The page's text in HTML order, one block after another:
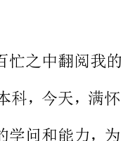
当今的世界，消息时代已经到来，学问经济观念日益深入人心，随
着中国的入世，整个社会对消息的开发、利用的要求日益提高，消息管